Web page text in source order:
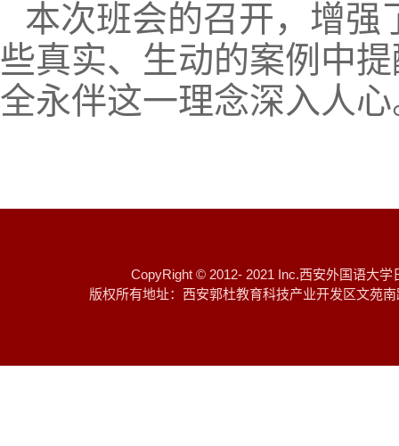
本次班会的召开，增强
些真实、生动的案例中
全永伴这一理念深入人
CopyRight © 2012- 2021 Inc.西安
版权所有地址：西安郭杜教育科技产业开发区文苑